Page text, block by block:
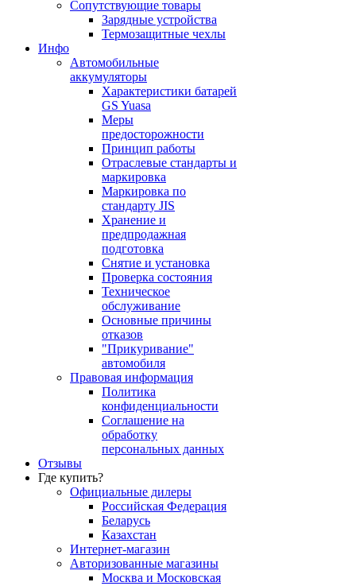
Сопутствующие товары
Зарядные устройства
Термозащитные чехлы
Инфо
Автомобильные
аккумуляторы
Характеристики батарей
GS Yuasa
Меры
предосторожности
Принцип работы
Отраслевые стандарты и
маркировка
Маркировка по
стандарту JIS
Хранение и
предпродажная
подготовка
Снятие и установка
Проверка состояния
Техническое
обслуживание
Основные причины
отказов
"Прикуривание"
автомобиля
Правовая информация
Политика
конфиденциальности
Соглашение на
обработку
персональных данных
Отзывы
Где купить?
Официальные дилеры
Российская Федерация
Беларусь
Казахстан
Интернет-магазин
Авторизованные магазины
Москва и Московская